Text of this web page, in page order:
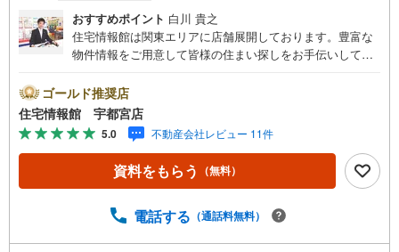
おすすめポイント 白川 貴之
住宅情報館は関東エリアに店舗展開しております。豊富な
物件情報をご用意して皆様の住まい探しをお手伝いしてお
さい。住宅ローン相談会も同時開催中無理のない住宅ロー
ンの試算やご購入の際にかかる諸費用の概算も行っており
ます。しっかりとした資金計画のアドバイスをさせて頂き
ますので、お気軽にご相談ください。
ゴールド推奨店
住宅情報館 宇都宮店
5.0 不動産会社レビュー 11件
資料をもらう （無料）
電話する （通話料無料）